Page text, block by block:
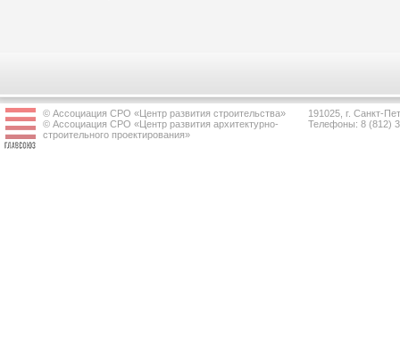
© Ассоциация СРО «Центр развития строительства»
© Ассоциация СРО «Центр развития архитектурно-
строительного проектирования»
191025, г. Санкт-
Телефоны: 8 (812)